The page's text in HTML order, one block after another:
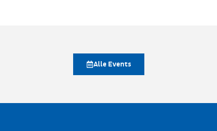
Alle Events